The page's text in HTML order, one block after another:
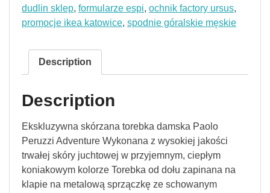
dudlin sklep, formularze espi, ochnik factory ursus,
promocje ikea katowice, spodnie góralskie męskie
Description
Description
Ekskluzywna skórzana torebka damska Paolo
Peruzzi Adventure Wykonana z wysokiej jakości
trwałej skóry juchtowej w przyjemnym, ciepłym
koniakowym kolorze Torebka od dołu zapinana na
klapie na metalową sprzączkę ze schowanym